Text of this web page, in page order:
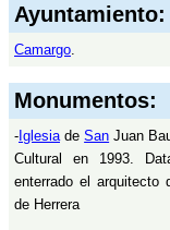
Ayuntamiento:
Camargo
Monumentos:
- Iglesia deSan Juan
Cultural en 1993.
enterrado el arquitecto
de Herrera